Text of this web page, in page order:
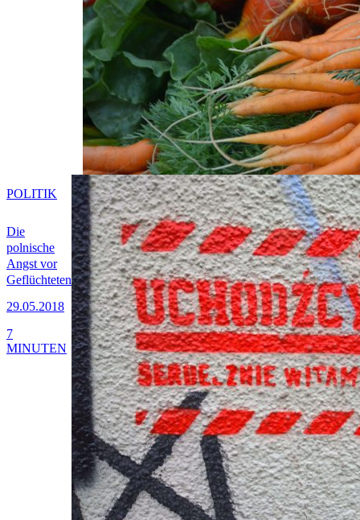
Die
polnische
Angst vor
Geflüchteten
29.05.2018
POLITIK
7
MINUTEN